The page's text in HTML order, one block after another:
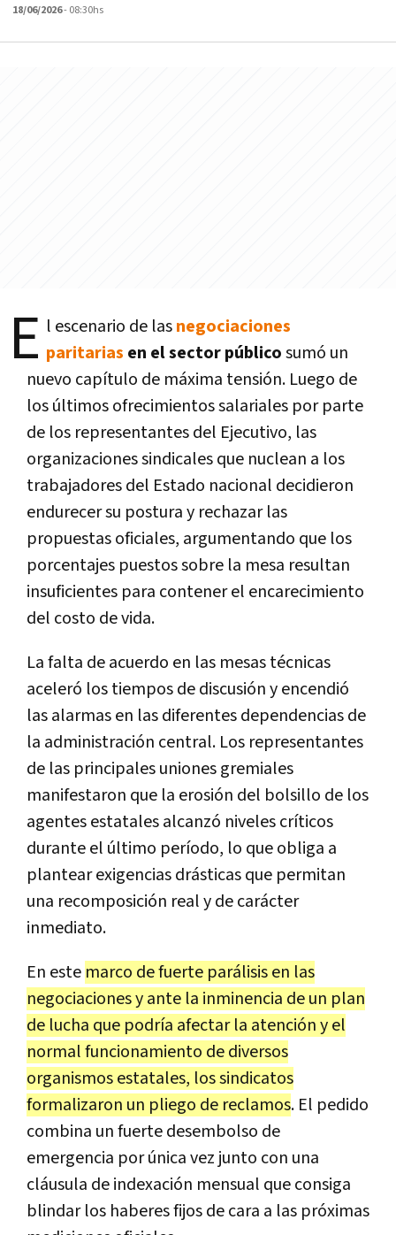
18/06/2026- 08:30hs
E l escenario de lasnegociaciones
paritarias en el sector públicosumó un
nuevo capítulo de máxima tensión. Luego de
los últimos ofrecimientos salariales por parte
de los representantes del Ejecutivo, las
organizaciones sindicales que nuclean a los
trabajadores del Estado nacional decidieron
endurecer su postura y rechazar las
propuestas oficiales, argumentando que los
porcentajes puestos sobre la mesa resultan
insuficientes para contener el encarecimiento
del costo de vida.
La falta de acuerdo en las mesas técnicas
aceleró los tiempos de discusión y encendió
las alarmas en las diferentes dependencias de
la administración central. Los representantes
de las principales uniones gremiales
manifestaron que la erosión del bolsillo de los
agentes estatales alcanzó niveles críticos
durante el último período, lo que obliga a
plantear exigencias drásticas que permitan
una recomposición real y de carácter
inmediato.
En este marco de fuerte parálisis en las
negociaciones y ante la inminencia de un plan
de lucha que podría afectar la atención y el
normal funcionamiento de diversos
organismos estatales, los sindicatos
formalizaron un pliego de reclamos. El pedido
combina un fuerte desembolso de
emergencia por única vez junto con una
cláusula de indexación mensual que consiga
blindar los haberes fijos de cara a las próximas